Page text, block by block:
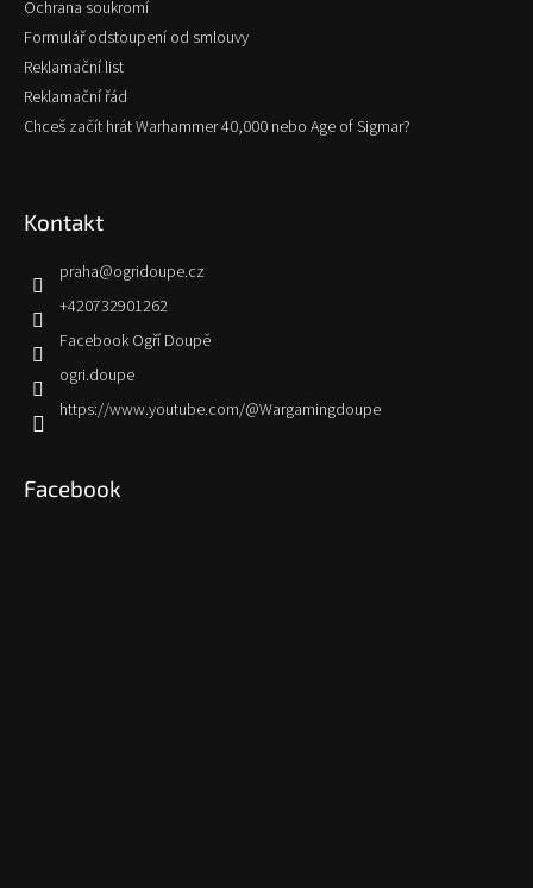
Ochrana soukromí
Formulář odstoupení od smlouvy
Reklamační list
Reklamační řád
Chceš začít hrát Warhammer 40,000 nebo Age of Sigmar?
Kontakt
praha@ogridoupe.cz
+420732901262
Facebook Ogří Doupě
ogri.doupe
https://www.youtube.com/@Wargamingdoupe
Facebook